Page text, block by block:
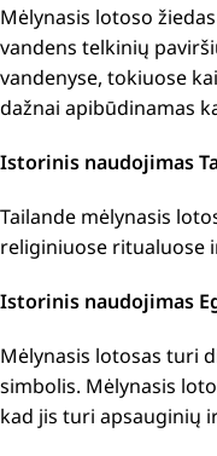
Mėlynasis lotoso
vandens telkinių
vandenyse, tokiuose
dažnai apibūdinamas
Istorinis naudojimas
Tailande mėlynasis
religiniuose ritualuose
Istorinis naudojimas
Mėlynasis lotosas turi
simbolis. Mėlynasis
kad jis turi apsauginių